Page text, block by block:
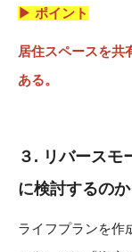
▶ ポイント
居住スペースを共
ある。
３. リバースモ
に検討するのか
ライフプランを作